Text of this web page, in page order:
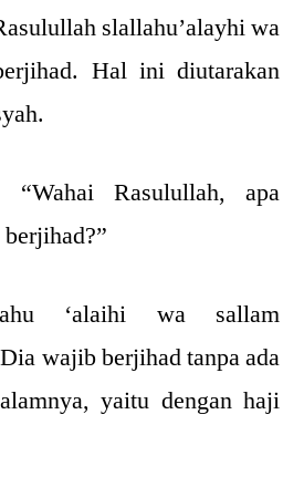
slallahu’alayhi wa
Hal ini diutarakan
“Wahai Rasulullah, apa
‘alaihi wa sallam
wajib berjihad tanpa ada
yaitu dengan haji